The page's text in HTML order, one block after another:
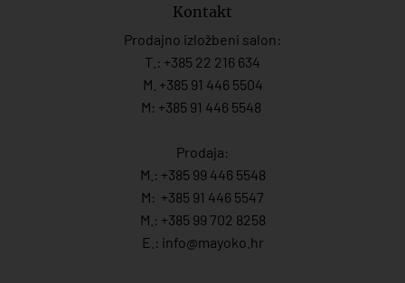
Kontakt
Prodajno izložbeni salon:
T.: +385 22 216 634
M. +385 91 446 5504
M: +385 91 446 5548
Prodaja:
M.: +385 99 446 5548
M: +385 91 446 5547
M.: +385 99 702 8258
E.: info@mayoko. hr